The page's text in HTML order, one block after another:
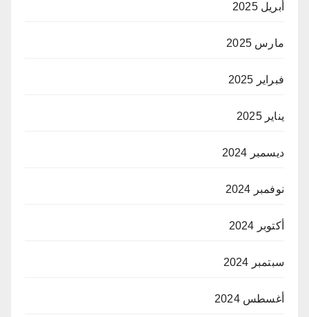
أبريل 2025
مارس 2025
فبراير 2025
يناير 2025
ديسمبر 2024
نوفمبر 2024
أكتوبر 2024
سبتمبر 2024
أغسطس 2024